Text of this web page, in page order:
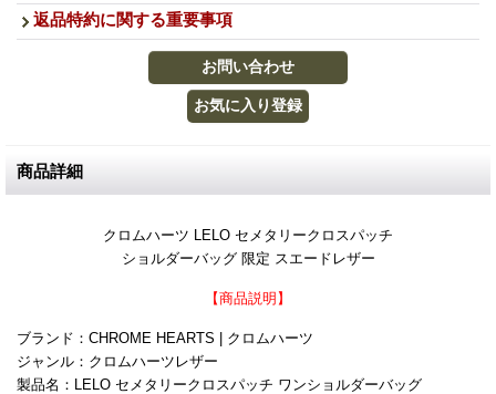
返品特約に関する重要事項
商品詳細
クロムハーツ LELO セメタリークロスパッチ
ショルダーバッグ 限定 スエードレザー
【商品説明】
ブランド：CHROME HEARTS | クロムハーツ
ジャンル：クロムハーツレザー
製品名：LELO セメタリークロスパッチ ワンショルダーバッグ